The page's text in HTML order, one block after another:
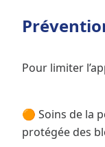
Pour limiter
🟠 Soins de la
protégée des